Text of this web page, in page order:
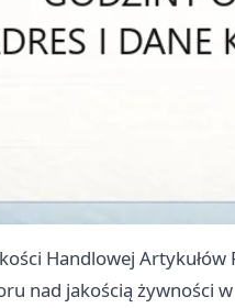
Handlowej Artykułów
nad jakością żywności